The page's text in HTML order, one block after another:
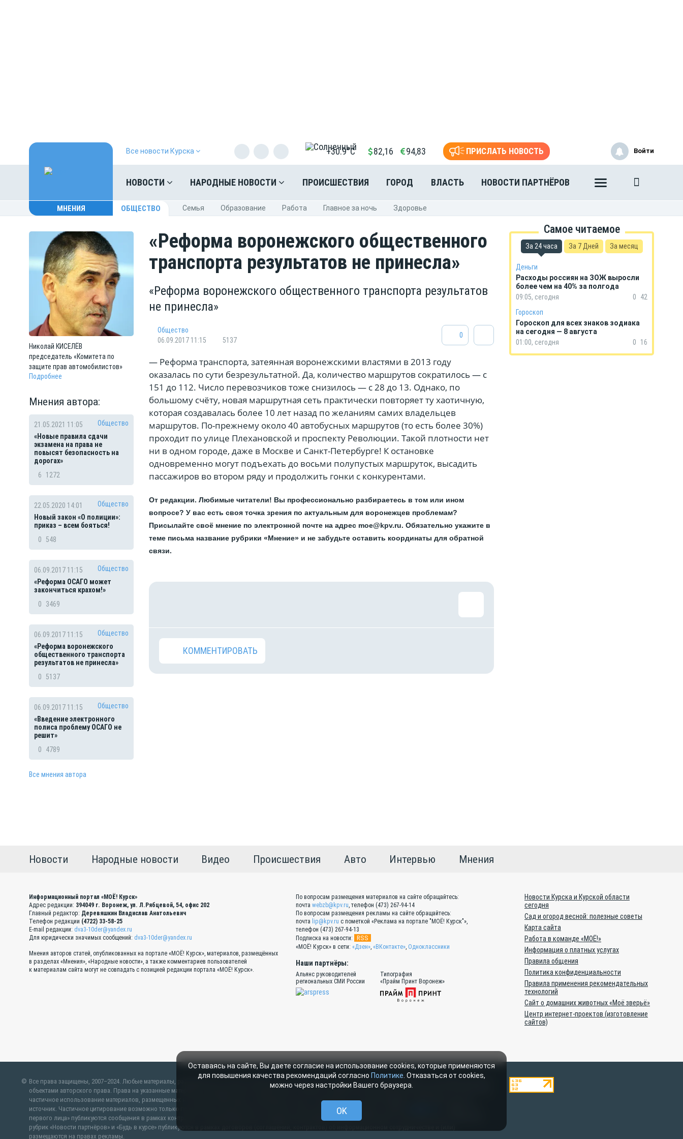
Все новости Курска +30.9°C 82,16 94,83 ПРИСЛАТЬ НОВОСТЬ
НОВОСТИ НАРОДНЫЕ НОВОСТИ ПРОИСШЕСТВИЯ ГОРОД ВЛАСТЬ НОВОСТИ ПАРТНЁРОВ
Войти
МНЕНИЯ ОБЩЕСТВО Cемья Oбразование Pабота Главное за ночь Здоровье
Николай КИСЕЛЁВ
председатель «Комитета по
защите прав автомобилистов»
Подробнее
Мнения автора:
21.05.2021 11:05
Общество
«Новые правила сдачи
экзамена на права не
повысят безопасность на
дорогах»
6
1272
22.05.2020 14:01
Общество
Новый закон «О полиции»:
приказ – всем бояться!
0
548
06.09.2017 11:15
Общество
«Реформа ОСАГО может
закончиться крахом!»
0
3469
06.09.2017 11:15
Общество
«Реформа воронежского
общественного транспорта
результатов не принесла»
0
5137
06.09.2017 11:15
Общество
«Введение электронного
полиса проблему ОСАГО не
решит»
0
4789
Все мнения автора
«Реформа воронежского общественного
транспорта результатов не принесла»
«Реформа воронежского общественного транспорта результатов
не принесла»
Общество
06.09.2017 11:15
5137
0
— Реформа транспорта, затеянная воронежскими властями в 2013 году
оказалась по сути безрезультатной. Да, количество маршрутов сократилось — с
151 до 112. Число перевозчиков тоже снизилось — с 28 до 13. Однако, по
большому счёту, новая маршрутная сеть практически повторяет ту хаотичную,
которая создавалась более 10 лет назад по желаниям самих владельцев
маршрутов. По-прежнему около 40 автобусных маршрутов (то есть более 30%)
проходит по улице Плехановской и проспекту Революции. Такой плотности нет
ни в одном городе, даже в Москве и Санкт-Петербурге! К остановке
одновременно могут подъехать до восьми полупустых маршруток, высадить
пассажиров во втором ряду и продолжить гонки с конкурентами.
От редакции. Любимые читатели! Вы профессионально разбираетесь в том или ином
вопросе? У вас есть своя точка зрения по актуальным для воронежцев проблемам?
Присылайте своё мнение по электронной почте на адрес moe@kpv.ru. Обязательно укажите в
теме письма название рубрики «Мнение» и не забудьте оставить координаты для обратной
связи.
КОММЕНТИРОВАТЬ
Самое читаемое
За 24 часа За 7 Дней За месяц
Деньги
Расходы россиян на ЗОЖ выросли
более чем на 40% за полгода
09:05, сегодня
0
42
Гороскоп
Гороскоп для всех знаков зодиака
на сегодня — 8 августа
01:00, сегодня
0 16
Новости Народные новости Видео Происшествия Авто Интервью Мнения
Информационный портал «МОЁ! Курск»
Адрес редакции: 394049 г. Воронеж, ул. Л.Рябцевой, 54, офис 202
Главный редактор: Деревяшкин Владислав Анатольевич
Телефон редакции (4722) 33-58-25
E-mail редакции: dva3-10der@yandex.ru
Для юридически значимых сообщений: dva3-10der@yandex.ru
Мнения авторов статей, опубликованных на портале «МОЁ! Курск», материалов, размещённых
в разделах «Мнения», «Народные новости», а также комментариев пользователей
к материалам сайта могут не совпадать с позицией редакции портала «МОЁ! Курск».
По вопросам размещения материалов на сайте обращайтесь:
почта webzb@kpv.ru, телефон (473) 267-94-14
По вопросам размещения рекламы на сайте обращайтесь:
почта lip@kpv.ru с пометкой «Реклама на портале "МОЁ! Курск"»,
телефон (473) 267-94-13
Подписка на новости:
RSS
«МОЁ! Курск» в сети: «Дзен», «ВКонтакте», Одноклассники
Наши партнёры:
Альянс руководителей
региональных СМИ России
Типография
«Прайм Принт Воронеж»
Новости Курска и Курской области
сегодня
Сад и огород весной: полезные советы
Карта сайта
Работа в команде «МОЁ!»
Информация о платных услугах
Правила общения
Политика конфиденциальности
Правила применения рекомендательных
технологий
Сайт о домашних животных «Моё зверьё»
Центр интернет-проектов (изготовление
сайтов)
Все права защищены, 2007–2024. Любые материалы, размещенные на портале «МОЁ! Курск» сотрудниками редакции, нештатными авторами и читателями,являются
объектами авторского права. Права на указанные материалы охраняются законодательством о правах на результаты интеллектуальной деятельности.Полное или
частичное использование материалов, размещенных на портале «МОЁ! Курск», допускается только с письменного согласия редакции с указанием ссылки на
источник. Частичное цитирование возможно только при условии гиперссылки на moe-kursk.ru.Все вопросы можно задать по адресу
первого лица» публикуются сообщения в рамках контрактов об информационном сотрудничестве между редакцией «МОЁ! Курск» и органами власти. Материалы
рубрик «Новости партнёров» и «Будь в курсе» публикуются в рамках договоров (соглашений, контрактов) об информационном сотрудничестве и (или)
размещаются на правах рекламы.
Оставаясь на сайте, Вы даете согласие на использование cookies, которые применяются
для повышения качества рекомендаций согласно Политике . Отказаться от cookies,
можно через настройки Вашего браузера.
OK